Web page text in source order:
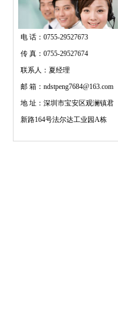
电 话：0755-29527673
传 真：0755-29527674
联系人：夏经理
邮 箱：ndstpeng7684@163.com
地 址：深圳市宝安区观澜镇君
新路164号法尔达工业园A栋